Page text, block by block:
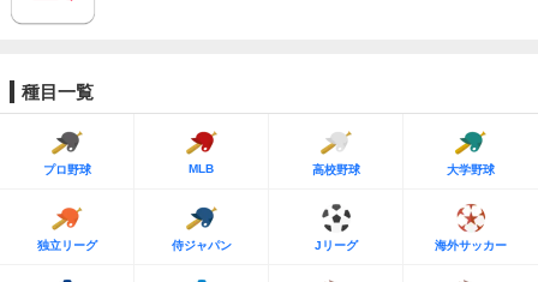
種目一覧
プロ野球 MLB 高校野球 大学野球
独立リーグ 侍ジャパン Jリーグ 海外サッカー